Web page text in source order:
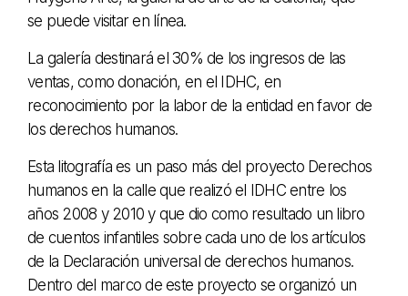
se puede visitar en línea.
La galería destinará el 30% de los ingresos de las
ventas, como donación, en el IDHC, en
reconocimiento por la labor de la entidad en favor de
los derechos humanos.
Esta litografía es un paso más del proyecto Derechos
humanos en la calle que realizó el IDHC entre los
años 2008 y 2010 y que dio como resultado un libro
de cuentos infantiles sobre cada uno de los artículos
de la Declaración universal de derechos humanos.
Dentro del marco de este proyecto se organizó un